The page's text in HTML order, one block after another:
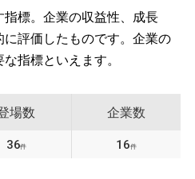
標。企業の収益性、成長
評価したものです。企業の
指標といえます。
場数
36件
企業数
16件